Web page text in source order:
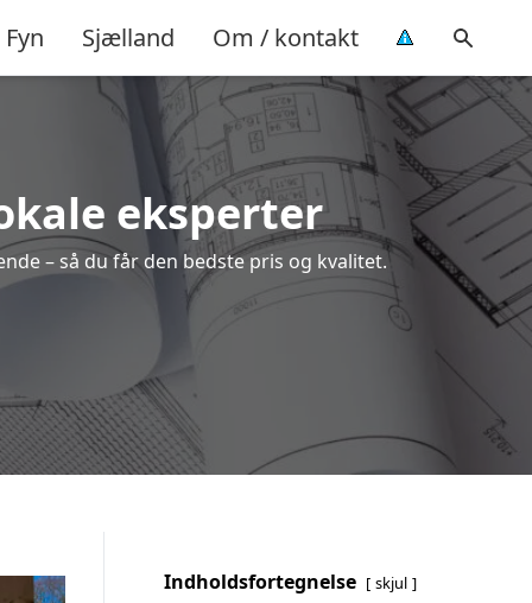
Fyn Sjælland Om / kontakt
eksperter
– så du får den bedste pris og kvalitet.
Indholdsfortegnelse skjul